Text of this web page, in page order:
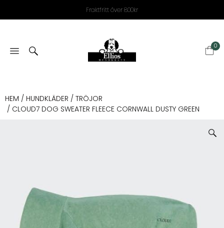
Fraktfritt över 800kr
0
HEM / HUNDKLÄDER / TRÖJOR
/ CLOUD7 DOG SWEATER FLEECE CORNWALL DUSTY GREEN